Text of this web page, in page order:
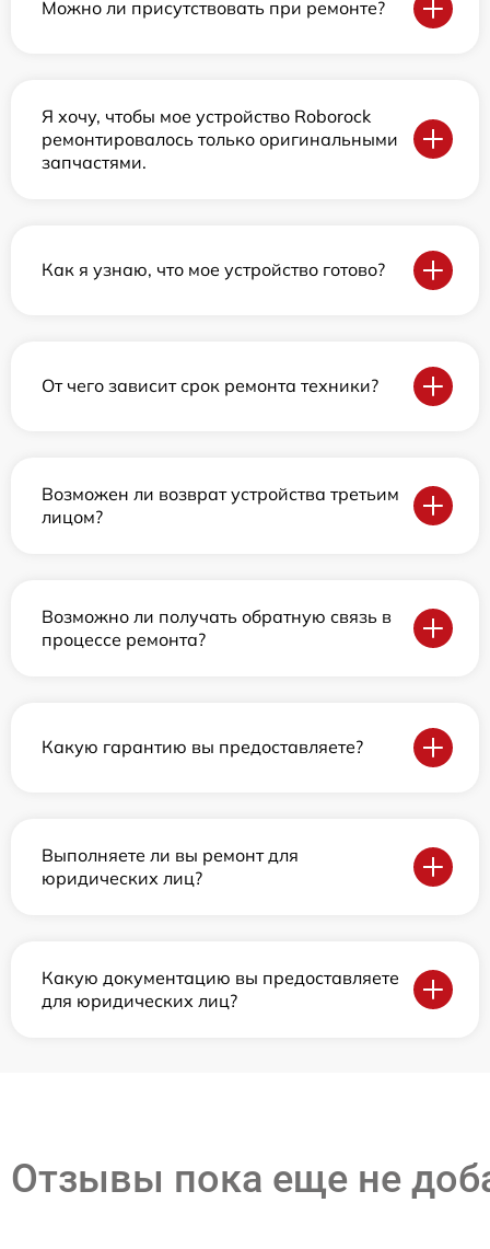
Можно ли присутствовать при ремонте?
Я хочу, чтобы мое устройство Roborock
ремонтировалось только оригинальными
запчастями.
Как я узнаю, что мое устройство готово?
От чего зависит срок ремонта техники?
Возможен ли возврат устройства третьим
лицом?
Возможно ли получать обратную связь в
процессе ремонта?
Какую гарантию вы предоставляете?
Выполняете ли вы ремонт для
юридических лиц?
Какую документацию вы предоставляете
для юридических лиц?
Отзывы пока еще не